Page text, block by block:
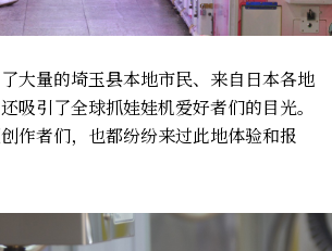
大量的埼玉县本地市民、来自日本各地
吸引了全球抓娃娃机爱好者们的目光。
作者们，也都纷纷来过此地体验和报